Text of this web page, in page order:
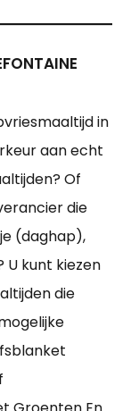
in
aan echt
Of
die
(daghap),
U kunt kiezen
die